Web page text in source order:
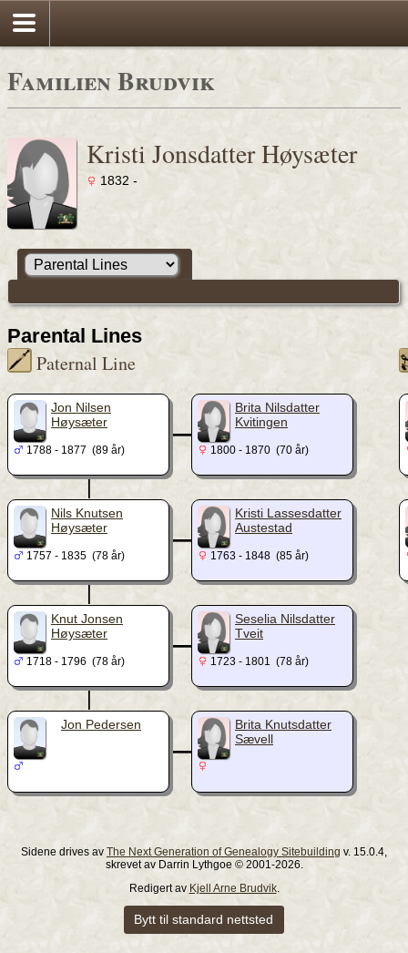
Familien Brudvik
Kristi Jonsdatter Høysæter
1832 -
Parental Lines
Paternal Line
Jon Nilsen
Høysæter
1788 - 1877 (89 år)
_
Brita Nilsdatter
Kvitingen
1800 - 1870 (70 år)
|
Nils Knutsen
Høysæter
1757 - 1835 (78 år)
_
Kristi Lassesdatter
Austestad
1763 - 1848 (85 år)
|
Knut Jonsen
Høysæter
1718 - 1796 (78 år)
_
Seselia Nilsdatter
Tveit
1723 - 1801 (78 år)
|
Jon Pedersen _
Brita Knutsdatter
Sævell
Sidene drives av The Next Generation of Genealogy Sitebuilding v. 15.0.4,
skrevet av Darrin Lythgoe © 2001-2026.
Redigert av Kjell Arne Brudvik.
Bytt til standard nettsted